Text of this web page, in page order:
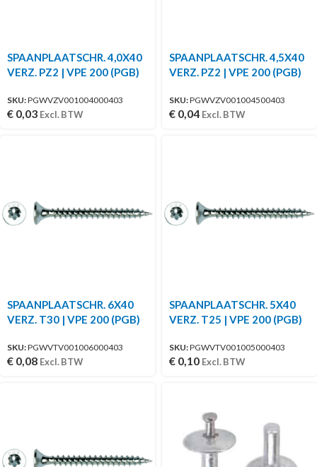
SPAANPLAATSCHR. 4,0X40
VERZ. PZ2 | VPE 200 (PGB)
SKU:PGWVZV001004000403
€ 0,03 Excl. BTW
SPAANPLAATSCHR. 4,5X40
VERZ. PZ2 | VPE 200 (PGB)
SKU:PGWVZV001004500403
€ 0,04 Excl. BTW
SPAANPLAATSCHR. 6X40
VERZ. T30 | VPE 200 (PGB)
SKU:PGWVTV001006000403
€ 0,08 Excl. BTW
SPAANPLAATSCHR. 5X40
VERZ. T25 | VPE 200 (PGB)
SKU:PGWVTV001005000403
€ 0,10 Excl. BTW